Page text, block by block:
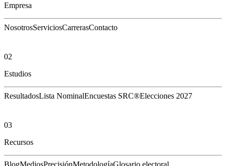
Empresa
NosotrosServiciosCarrerasContacto
02
Estudios
ResultadosLista NominalEncuestas SRC®Elecciones 2027
03
Recursos
BlogMediosPrecisiónMetodologíaGlosario electoral